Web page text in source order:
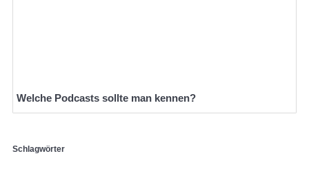
Welche Podcasts sollte man kennen?
Schlagwörter